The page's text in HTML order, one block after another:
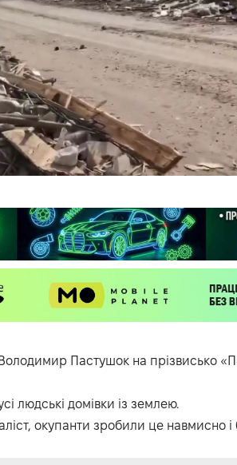
Пастушок на прізвисько
людські домівки із землею.
окупанти зробили це навмисно і